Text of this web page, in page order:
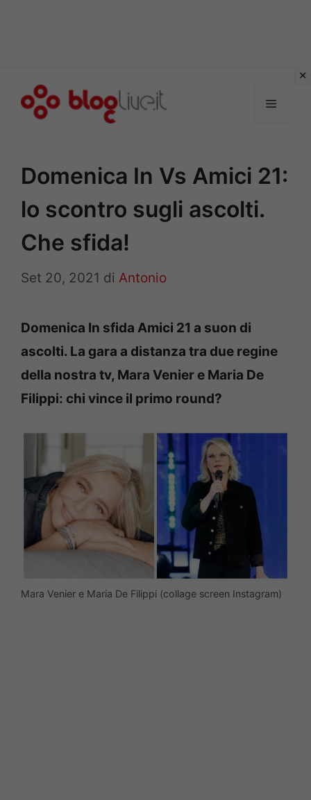
Menu
Domenica In Vs Amici 21:
lo scontro sugli ascolti.
Che sfida!
Set 20, 2021 di Antonio
Domenica In sfida Amici 21 a suon di
ascolti. La gara a distanza tra due regine
della nostra tv, Mara Venier e Maria De
Filippi: chi vince il primo round?
Mara Venier e Maria De Filippi (collage screen Instagram)